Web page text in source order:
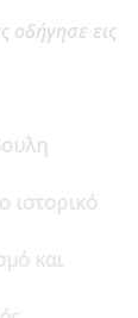
οδήγησε εις
ιστορικό
και